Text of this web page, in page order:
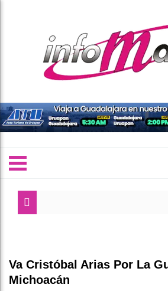
Va Cristóbal Arias Por La
Michoacán